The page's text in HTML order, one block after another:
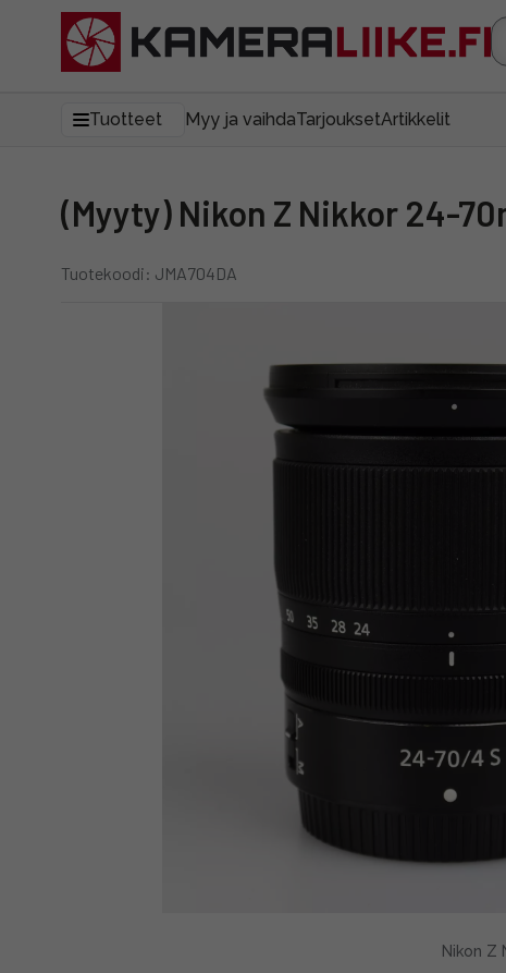
Tuotteet Myy ja vaihdaTarjouksetArtikkelit
(Myyty) Nikon Z Nikkor 24-
Tuotekoodi: JMA704DA
Nikon Z